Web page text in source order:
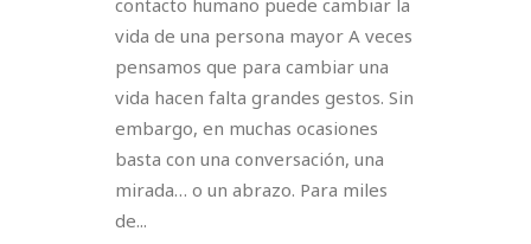
vida de una persona mayor A veces
pensamos que para cambiar una
vida hacen falta grandes gestos. Sin
embargo, en muchas ocasiones
basta con una conversación, una
mirada… o un abrazo. Para miles
de...